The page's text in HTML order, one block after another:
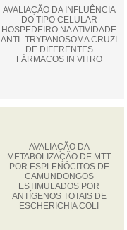
AVALIAÇÃO DA INFLUÊNCIA
DO TIPO CELULAR
HOSPEDEIRO NA ATIVIDADE
ANTI- TRYPANOSOMA CRUZI
DE DIFERENTES
FÁRMACOS IN VITRO
AVALIAÇÃO DA
METABOLIZAÇÃO DE MTT
POR ESPLENÓCITOS DE
CAMUNDONGOS
ESTIMULADOS POR
ANTÍGENOS TOTAIS DE
ESCHERICHIA COLI